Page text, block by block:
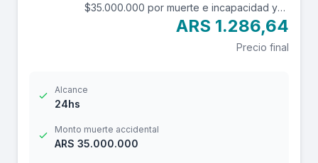
$35.000.000 por muerte e incapacidad y
$3.500.000 por reembolso de gastos
médicos con una franquicia de $3.000.-
ARS 1.286,64
Precio final
Alcance
24hs
Monto muerte accidental
ARS 35.000.000